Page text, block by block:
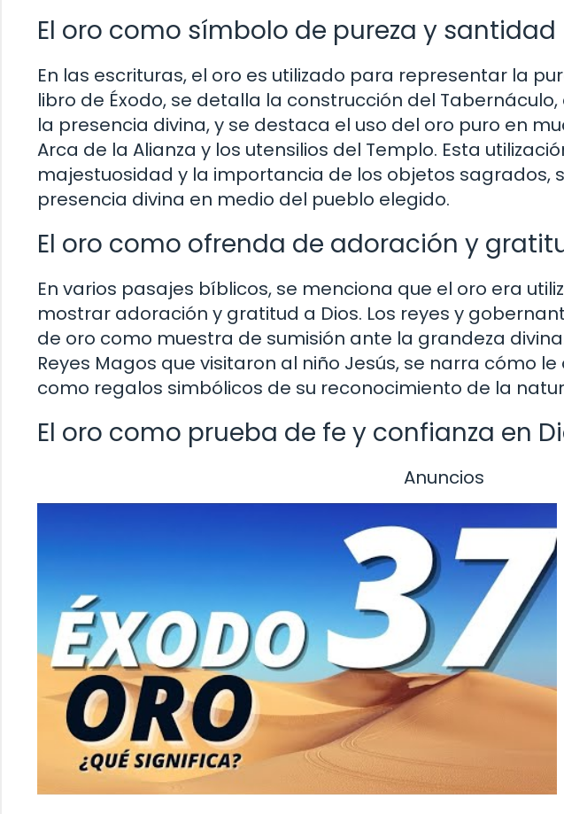
El oro como símbolo de pureza y santidad
En las escrituras, el oro es utilizado para representar la
libro de Éxodo, se detalla la construcción del
la presencia divina, y se destaca el uso del oro puro en
Arca de la Alianza y los utensilios del Templo. Esta
majestuosidad y la importancia de los objetos sagrados,
presencia divina en medio del pueblo elegido.
El oro como ofrenda de adoración y
En varios pasajes bíblicos, se menciona que el oro era
mostrar adoración y gratitud a Dios. Los reyes y
de oro como muestra de sumisión ante la grandeza
Reyes Magos que visitaron al niño Jesús, se narra cómo
como regalos simbólicos de su reconocimiento de la
El oro como prueba de fe y confianza en
Anuncios